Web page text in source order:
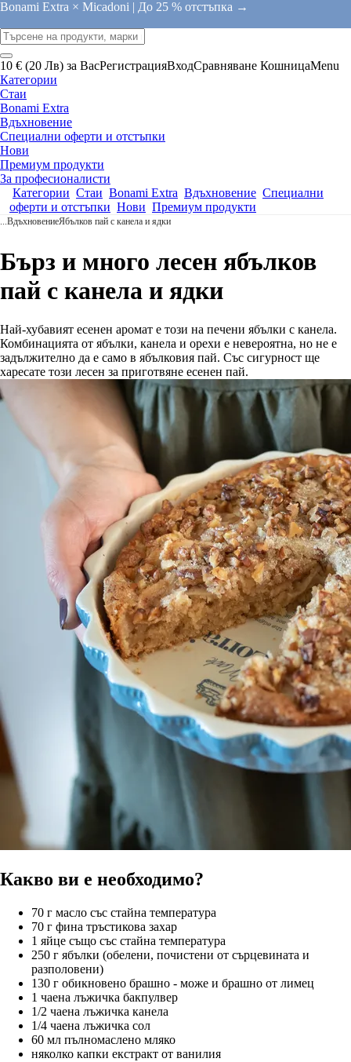
Bonami Extra × Micadoni | До 25 % отстъпка →
10 € (20 Лв) за ВасРегистрацияВходСравняване КошницаMenu
Категории
Стаи
Bonami Extra
Вдъхновение
Специални оферти и отстъпки
Нови
Премиум продукти
За професионалисти
Категории Стаи Bonami Extra Вдъхновение Специални
оферти и отстъпки Нови Премиум продукти
...ВдъхновениеЯбълков пай с канела и ядки
Бърз и много лесен ябълков
пай с канела и ядки
Най-хубавият есенен аромат е този на печени ябълки с канела.
Комбинацията от ябълки, канела и орехи е невероятна, но не е
задължително да е само в ябълковия пай. Със сигурност ще
харесате този лесен за приготвяне есенен пай.
Какво ви е необходимо?
70 г масло със стайна температура
70 г фина тръстикова захар
1 яйце също със стайна температура
250 г ябълки (обелени, почистени от сърцевината и
разполовени)
130 г обикновено брашно - може и брашно от лимец
1 чаена лъжичка бакпулвер
1/2 чаена лъжичка канела
1/4 чаена лъжичка сол
60 мл пълномаслено мляко
няколко капки екстракт от ванилия